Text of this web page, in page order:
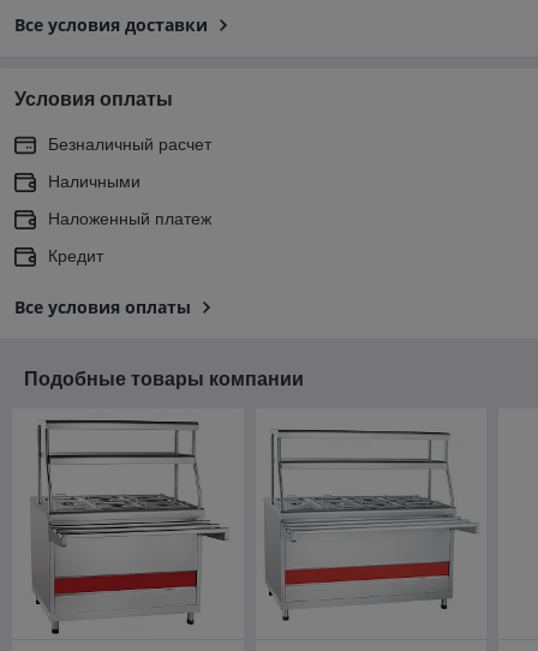
Все условия доставки
Условия оплаты
Безналичный расчет
Наличными
Наложенный платеж
Кредит
Все условия оплаты
Подобные товары компании